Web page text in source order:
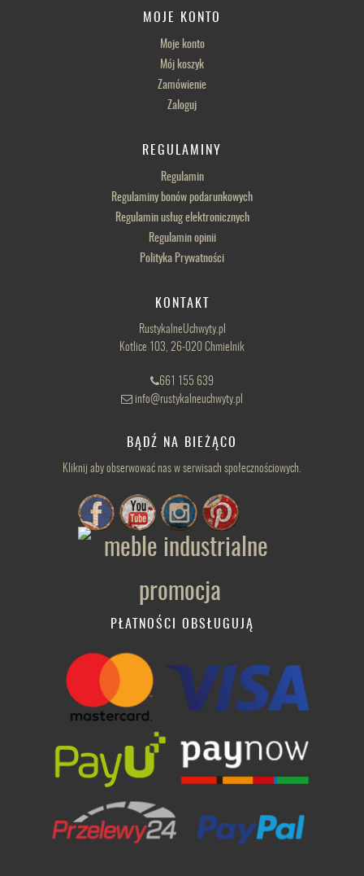
MOJE KONTO
Moje konto
Mój koszyk
Zamówienie
Zaloguj
REGULAMINY
Regulamin
Regulaminy bonów podarunkowych
Regulamin usług elektronicznych
Regulamin opinii
Polityka Prywatności
KONTAKT
RustykalneUchwyty.pl
Kotlice 103, 26-020 Chmielnik
661 155 639
info@rustykalneuchwyty.pl
BĄDŹ NA BIEŻĄCO
Kliknij aby obserwować nas w serwisach społecznościowych.
PŁATNOŚCI OBSŁUGUJĄ